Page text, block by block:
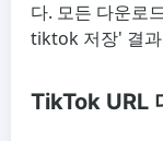
다. 모든 다운로
tiktok 저장' 결과
TikTok URL